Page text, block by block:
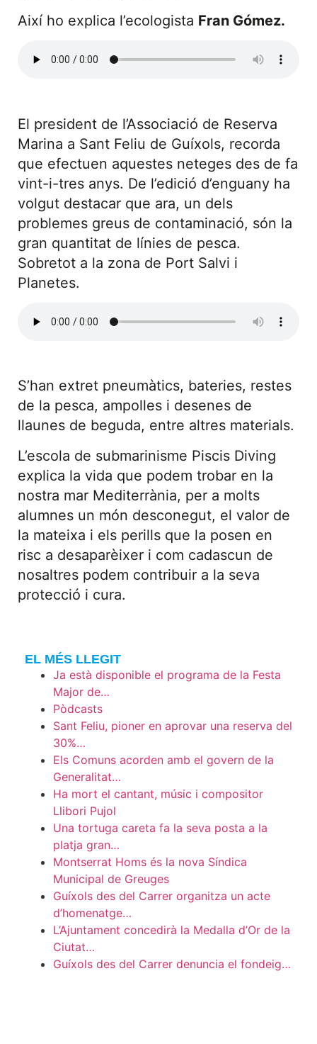
Així ho explica l’ecologista Fran Gómez.
El president de l’Associació de Reserva
Marina a Sant Feliu de Guíxols, recorda
que efectuen aquestes neteges des de fa
vint-i-tres anys. De l’edició d’enguany ha
volgut destacar que ara, un dels
problemes greus de contaminació, són la
gran quantitat de línies de pesca.
Sobretot a la zona de Port Salvi i
Planetes.
S’han extret pneumàtics, bateries, restes
de la pesca, ampolles i desenes de
llaunes de beguda, entre altres materials.
L’escola de submarinisme Piscis Diving
explica la vida que podem trobar en la
nostra mar Mediterrània, per a molts
alumnes un món desconegut, el valor de
la mateixa i els perills que la posen en
risc a desaparèixer i com cadascun de
nosaltres podem contribuir a la seva
protecció i cura.
EL MÉS LLEGIT
Ja està disponible el programa de la Festa
Major de…
Pòdcasts
Sant Feliu, pioner en aprovar una reserva del
30%…
Els Comuns acorden amb el govern de la
Generalitat…
Ha mort el cantant, músic i compositor
Llibori Pujol
Una tortuga careta fa la seva posta a la
platja gran…
Montserrat Homs és la nova Síndica
Municipal de Greuges
Guíxols des del Carrer organitza un acte
d’homenatge…
L’Ajuntament concedirà la Medalla d’Or de la
Ciutat…
Guíxols des del Carrer denuncia el fondeig…